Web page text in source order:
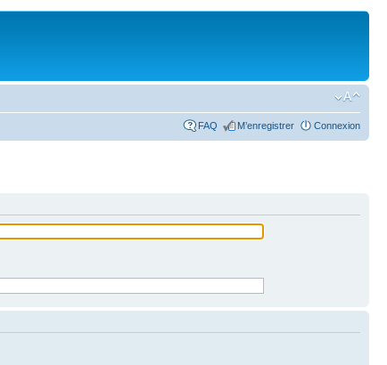
FAQ M’enregistrer Connexion